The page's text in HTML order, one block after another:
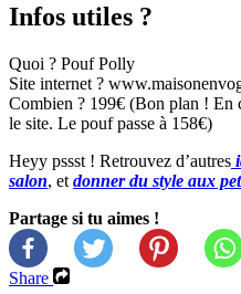
Infos utiles ?
Quoi ? Pouf Polly
Site internet ?
Combien ? 199€ (Bon plan ! En
le site. Le pouf passe à 158€)
Heyy pssst ! Retrouvez d’autres
salon, et donner du style aux
Partage si tu aimes !
Share